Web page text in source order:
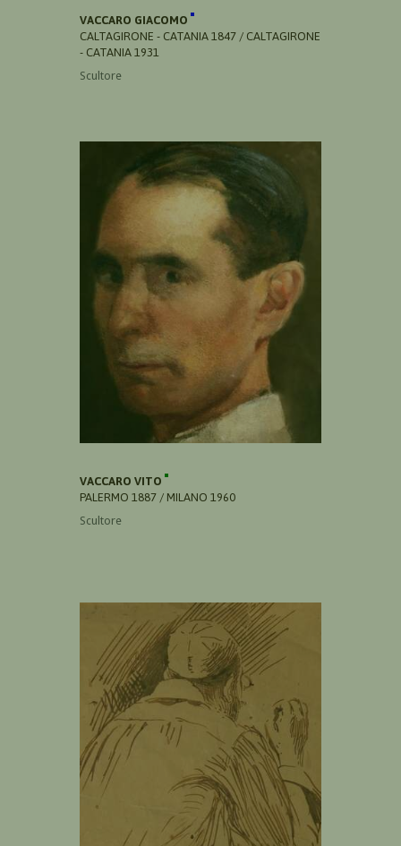
VACCARO GIACOMO
CALTAGIRONE - CATANIA 1847 / CALTAGIRONE
- CATANIA 1931
Scultore
VACCARO VITO
PALERMO 1887 / MILANO 1960
Scultore